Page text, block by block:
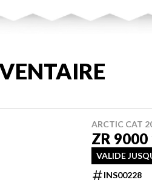
ARCTIC CAT
ZR 9000
VALIDE
INS00228